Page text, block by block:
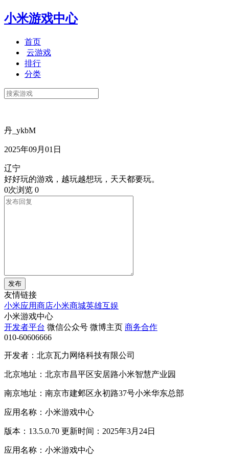
小米游戏中心
首页
云游戏
排行
分类
丹_ykbM
2025年09月01日
辽宁
好好玩的游戏，越玩越想玩，天天都要玩。
0次浏览 0
发布
友情链接
小米应用商店小米商城英雄互娱
小米游戏中心
开发者平台 微信公众号 微博主页 商务合作
010-60606666
开发者：北京瓦力网络科技有限公司
北京地址：北京市昌平区安居路小米智慧产业园
南京地址：南京市建邺区永初路37号小米华东总部
应用名称：小米游戏中心
版本：13.5.0.70 更新时间：2025年3月24日
应用名称：小米游戏中心